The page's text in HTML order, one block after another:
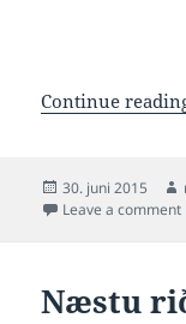
Continue
Posted
on
30. juni 2015
Leave a comment
Næstu